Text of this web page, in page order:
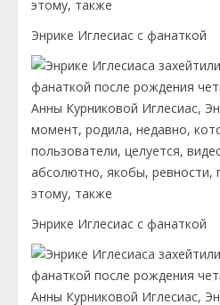
Энрике Иглесиас с фанаткой
Энрике Иглесиас с фанаткой